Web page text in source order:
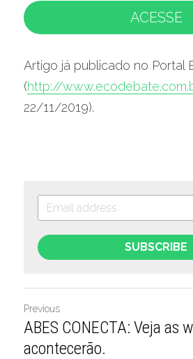
ACESSE
Artigo já publicado no Portal
(http://
22/11/2019).
SUBSCRIBE
Previous
ABES CONECTA: Veja as
acontecerão.